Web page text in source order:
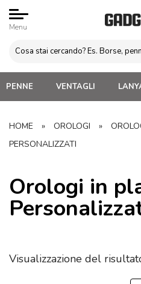
Menu
PENNE VENTAGLI
HOME » OROLOGI »
PERSONALIZZATI
Orologi in
Visualizzazione del